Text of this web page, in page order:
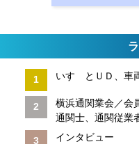
いすゞとＵＤ、車
横浜通関業会／会
通関士、通関従業
インタビュー